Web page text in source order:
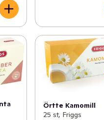
Örtte Kamomill
25 st, Friggs